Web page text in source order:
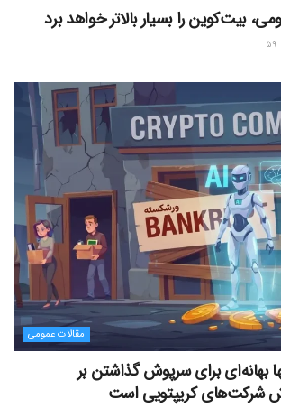
بیت‌کوین را بسیار بالاتر خواهد برد
مقالات عمومی
برای سرپوش گذاشتن بر
شرکت‌های کریپتویی است